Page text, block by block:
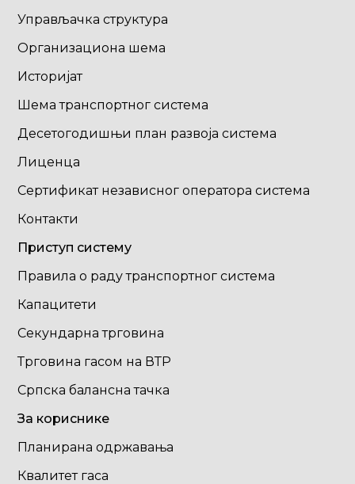
Управљачка структура
Организациона шема
Историјат
Шема транспортног система
Десетогодишњи план развоја система
Лиценца
Сертификат независног оператора система
Контакти
Приступ систему
Правила о раду транспортног система
Капацитети
Секундарна трговина
Трговина гасом на ВТР
Српска балансна тачка
За кориснике
Планирана одржавања
Квалитет гаса